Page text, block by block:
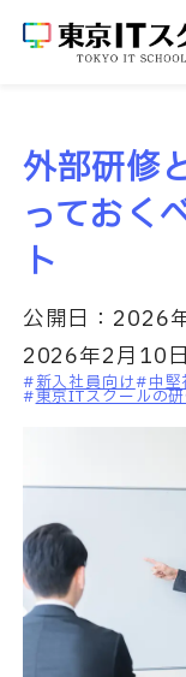
外部研修
っておく
ト
公開日： 2026
2026年2月10日
新入社員向け 中
東京ITスクールの